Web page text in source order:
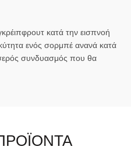
κατά την εισπνοή
ενός σορμπέ ανανά κατά
συνδυασμός που θα